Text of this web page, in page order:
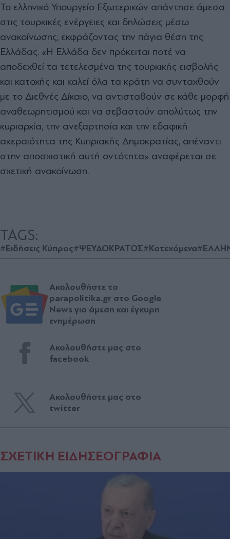
Το ελληνικό Υπουργείο Εξωτερικών απάντησε άμεσα
στις τουρκικές ενέργειες και δηλώσεις μέσω
ανακοίνωσης, εκφράζοντας την πάγια θέση της
Ελλάδας. «Η Ελλάδα δεν πρόκειται ποτέ να
αποδεχθεί τα τετελεσμένα της τουρκικής εισβολής
και κατοχής και καλεί όλα τα κράτη να συνταχθούν
με το Διεθνές Δίκαιο, να αντισταθούν σε κάθε μορφή
αναθεωρητισμού και να σεβαστούν απολύτως την
κυριαρχία, την ανεξαρτησία και την εδαφική
ακεραιότητα της Κυπριακής Δημοκρατίας, απέναντι
στην αποσχιστική αυτή οντότητα» αναφέρεται σε
σχετική ανακοίνωση.
TAGS:
#Ειδήσεις Κύπρος#ΨΕΥΔΟΚΡΑΤΟΣ#Κατεχόμενα
Ακολουθήστε το
parapolitika.gr στο Google
News για άμεση και έγκυρη
ενημέρωση
Ακολουθήστε μας στο
facebook
Ακολουθήστε μας στο
twitter
ΣΧΕΤΙΚΗ ΕΙΔΗΣΕΟΓΡΑΦΙΑ